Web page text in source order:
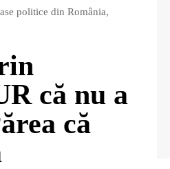
politice din România,
că nu a
că